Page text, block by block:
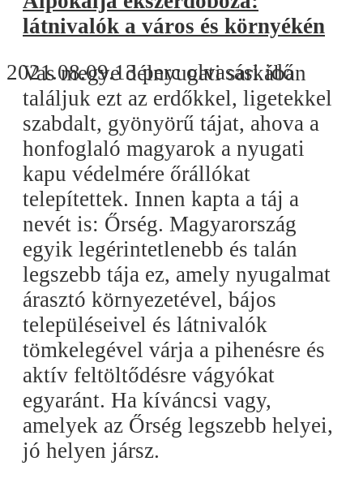
2021.08.09.13 perc olvasási idő
látnivalók a város és környékén
Vas megye délnyugati sarkában
találjuk ezt az erdőkkel, ligetekkel
szabdalt, gyönyörű tájat, ahova a
honfoglaló magyarok a nyugati
kapu védelmére őrállókat
telepítettek. Innen kapta a táj a
nevét is: Őrség. Magyarország
egyik legérintetlenebb és talán
legszebb tája ez, amely nyugalmat
árasztó környezetével, bájos
településeivel és látnivalók
tömkelegével várja a pihenésre és
aktív feltöltődésre vágyókat
egyaránt. Ha kíváncsi vagy,
amelyek az Őrség legszebb helyei,
jó helyen jársz.